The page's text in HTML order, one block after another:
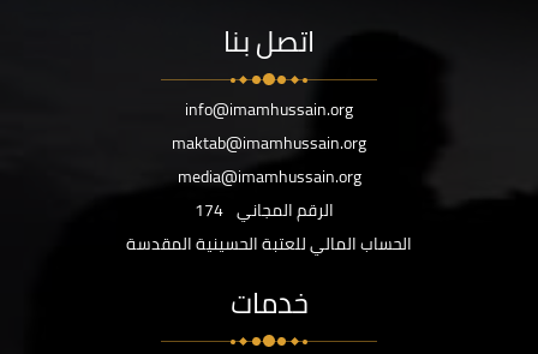
اتصل بنا
info@imamhussain.org
maktab@imamhussain.org
media@imamhussain.org
الرقم المجاني 174
الحساب المالي للعتبة الحسينية المقدسة
خدمات